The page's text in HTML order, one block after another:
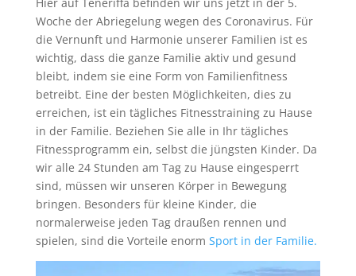
Woche der Abriegelung wegen des Coronavirus. Für
die Vernunft und Harmonie unserer Familien ist es
wichtig, dass die ganze Familie aktiv und gesund
bleibt, indem sie eine Form von Familienfitness
betreibt. Eine der besten Möglichkeiten, dies zu
erreichen, ist ein tägliches Fitnesstraining zu Hause
in der Familie. Beziehen Sie alle in Ihr tägliches
Fitnessprogramm ein, selbst die jüngsten Kinder. Da
wir alle 24 Stunden am Tag zu Hause eingesperrt
sind, müssen wir unseren Körper in Bewegung
bringen. Besonders für kleine Kinder, die
normalerweise jeden Tag draußen rennen und
spielen, sind die Vorteile enorm Sport in der Familie.